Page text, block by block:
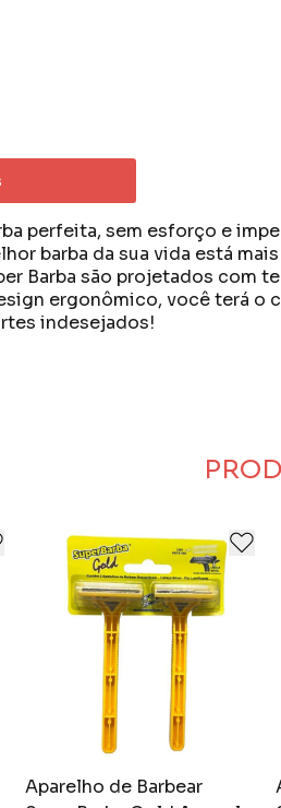
perfeita, sem esforço e
barba da sua vida está
Barba são projetados
ergonômico, você terá
indesejados!
Aparelho de Barbear